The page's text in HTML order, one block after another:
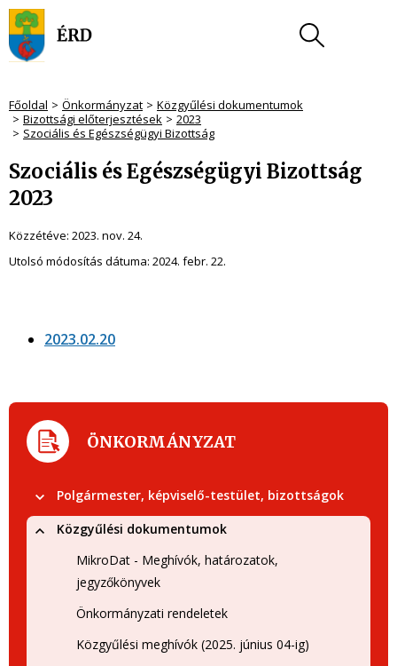
Főoldal Önkormányzat
Közgyűlési dokumentumok
Bizottsági előterjesztések
2023
Szociális és Egészségügyi Bizottság
Szociális és Egészségügyi Bizottság
2023
Közzétéve: 2023. nov. 24.
Utolsó módosítás dátuma: 2024. febr. 22.
2023.02.20
ÖNKORMÁNYZAT
Polgármester, képviselő-testület, bizottságok
Közgyűlési dokumentumok
MikroDat - Meghívók, határozatok,
jegyzőkönyvek
Önkormányzati rendeletek
Közgyűlési meghívók (2025. június 04-ig)